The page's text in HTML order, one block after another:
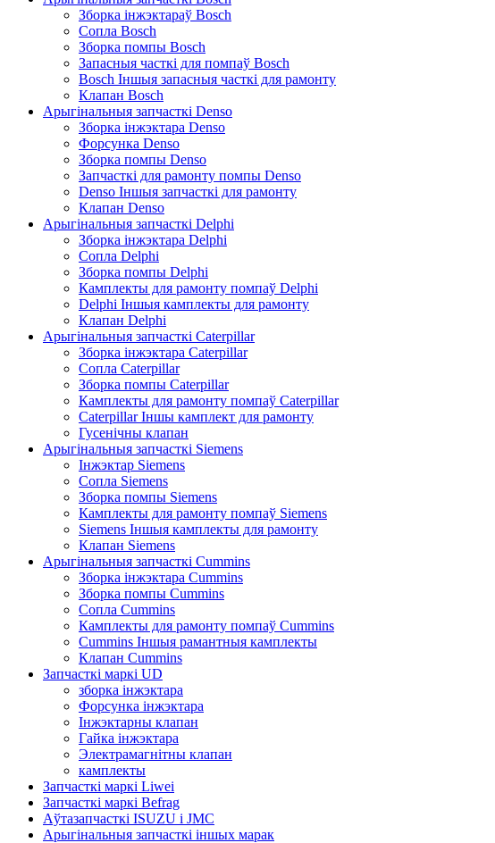
Зборка інжэктараў Bosch
Сопла Bosch
Зборка помпы Bosch
Запасныя часткі для помпаў Bosch
Bosch Іншыя запасныя часткі для рамонту
Клапан Bosch
Арыгінальныя запчасткі Denso
Зборка інжэктара Denso
Форсунка Denso
Зборка помпы Denso
Запчасткі для рамонту помпы Denso
Denso Іншыя запчасткі для рамонту
Клапан Denso
Арыгінальныя запчасткі Delphi
Зборка інжэктара Delphi
Сопла Delphi
Зборка помпы Delphi
Камплекты для рамонту помпаў Delphi
Delphi Іншыя камплекты для рамонту
Клапан Delphi
Арыгінальныя запчасткі Caterpillar
Зборка інжэктара Caterpillar
Сопла Caterpillar
Зборка помпы Caterpillar
Камплекты для рамонту помпаў Caterpillar
Caterpillar Іншы камплект для рамонту
Гусенічны клапан
Арыгінальныя запчасткі Siemens
Інжэктар Siemens
Сопла Siemens
Зборка помпы Siemens
Камплекты для рамонту помпаў Siemens
Siemens Іншыя камплекты для рамонту
Клапан Siemens
Арыгінальныя запчасткі Cummins
Зборка інжэктара Cummins
Зборка помпы Cummins
Сопла Cummins
Камплекты для рамонту помпаў Cummins
Cummins Іншыя рамантныя камплекты
Клапан Cummins
Запчасткі маркі UD
зборка інжэктара
Форсунка інжэктара
Інжэктарны клапан
Гайка інжэктара
Электрамагнітны клапан
камплекты
Запчасткі маркі Liwei
Запчасткі маркі Befrag
Аўтазапчасткі ISUZU і JMC
Арыгінальныя запчасткі іншых марак